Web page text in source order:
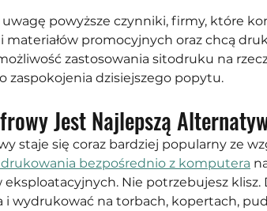
powyższe czynniki, firmy, które
materiałów promocyjnych oraz chcą
zastosowania sitodruku na
zaspokojenia dzisiejszego popytu.
Jest Najlepszą
staje się coraz bardziej popularny ze
drukowania bezpośrednio z komputera
eksploatacyjnych. Nie potrzebujesz
wydrukować na torbach, kopertach,